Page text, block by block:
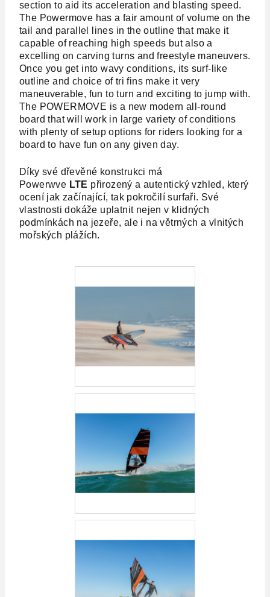
section to aid its acceleration and blasting speed.
The Powermove has a fair amount of volume on the
tail and parallel lines in the outline that make it
capable of reaching high speeds but also a
excelling on carving turns and freestyle maneuvers.
Once you get into wavy conditions, its surf-like
outline and choice of tri fins make it very
maneuverable, fun to turn and exciting to jump with.
The POWERMOVE is a new modern all-round
board that will work in large variety of conditions
with plenty of setup options for riders looking for a
board to have fun on any given day.
Díky své dřevěné konstrukci má
Powerwve LTE přirozený a autentický vzhled, který
ocení jak začínající, tak pokročilí surfaři. Své
vlastnosti dokáže uplatnit nejen v klidných
podmínkách na jezeře, ale i na větrných a vlnitých
mořských plážích.